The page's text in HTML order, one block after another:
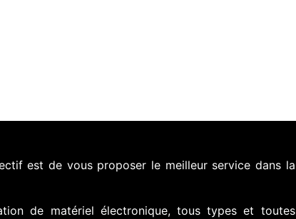
est de vous proposer le meilleur service dans la
de matériel électronique, tous types et toutes